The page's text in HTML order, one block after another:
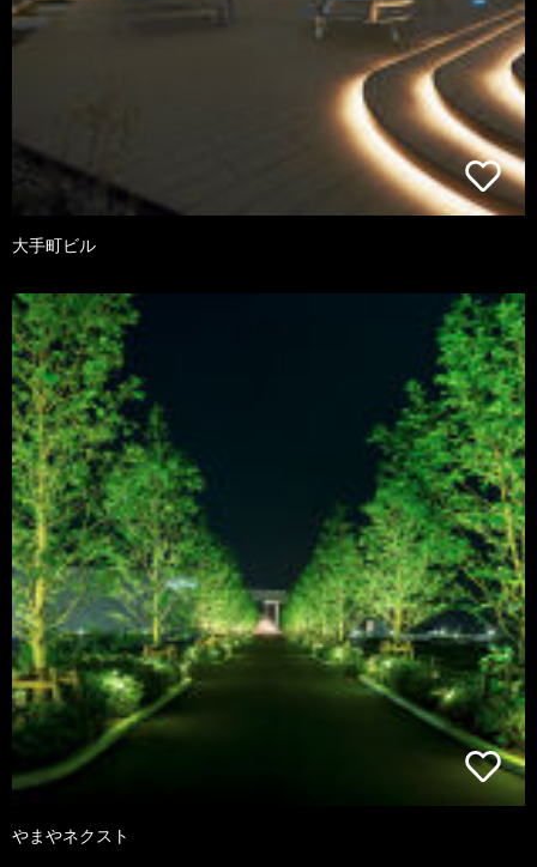
大手町ビル
やまやネクスト